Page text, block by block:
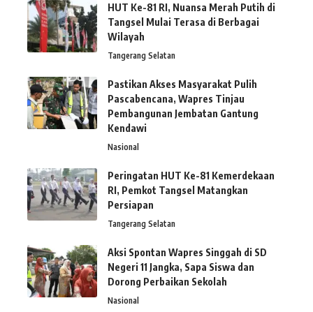
HUT Ke-81 RI, Nuansa Merah Putih di
Tangsel Mulai Terasa di Berbagai
Wilayah
Tangerang Selatan
Pastikan Akses Masyarakat Pulih
Pascabencana, Wapres Tinjau
Pembangunan Jembatan Gantung
Kendawi
Nasional
Peringatan HUT Ke-81 Kemerdekaan
RI, Pemkot Tangsel Matangkan
Persiapan
Tangerang Selatan
Aksi Spontan Wapres Singgah di SD
Negeri 11 Jangka, Sapa Siswa dan
Dorong Perbaikan Sekolah
Nasional